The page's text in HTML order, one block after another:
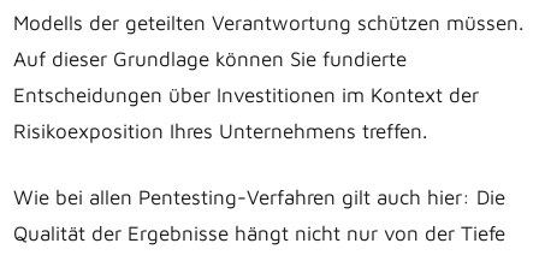
Modells der geteilten Verantwortung schützen müssen.
Auf dieser Grundlage können Sie fundierte
Entscheidungen über Investitionen im Kontext der
Risikoexposition Ihres Unternehmens treffen.
Wie bei allen Pentesting-Verfahren gilt auch hier: Die
Qualität der Ergebnisse hängt nicht nur von der Tiefe